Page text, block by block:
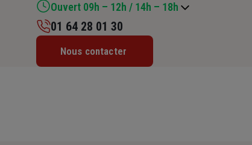
Ouvert 09h – 12h / 14h – 18h
Mardi : 09h – 12h / 14h – 18h
01 64 28 01 30
Nous contacter